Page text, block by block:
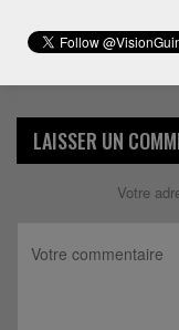
Santé
LAISSER UN
Votre